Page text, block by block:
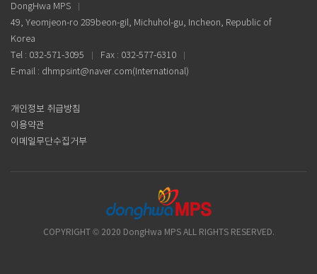
DongHwa MPS
49, Yeomjeon-ro 289beon-gil, Michuhol-gu, Incheon, Republic of
Korea
Tel : 032-571-3095
Fax : 032-577-6310
E-mail : dhmpsint@naver.com(International)
개인정보 취급방침
이용약관
이메일무단수집거부
COPYRIGHT © 2020 DongHwa MPS ALL RIGHTS RESERVED.